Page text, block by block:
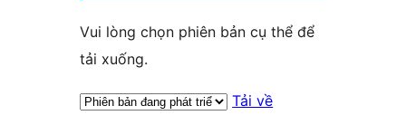
Vui lòng chọn phiên bản cụ thể để
tải xuống.
Tải về